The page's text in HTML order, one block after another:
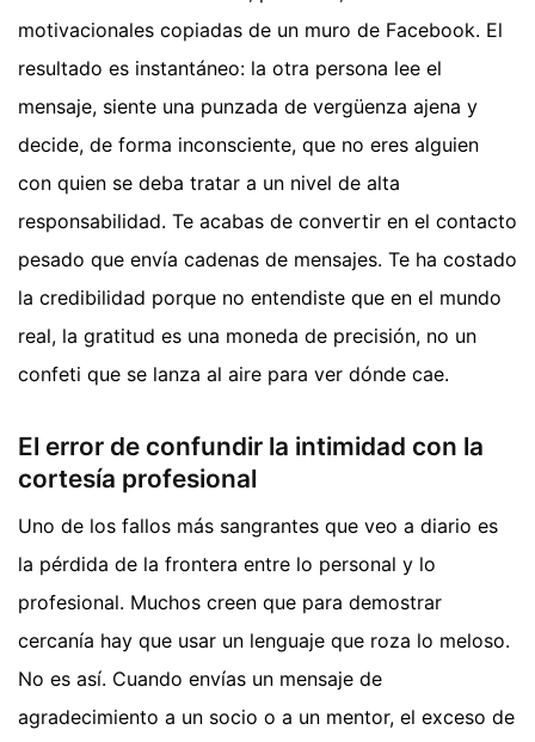
motivacionales copiadas de un muro de Facebook. El
resultado es instantáneo: la otra persona lee el
mensaje, siente una punzada de vergüenza ajena y
decide, de forma inconsciente, que no eres alguien
con quien se deba tratar a un nivel de alta
responsabilidad. Te acabas de convertir en el contacto
pesado que envía cadenas de mensajes. Te ha costado
la credibilidad porque no entendiste que en el mundo
real, la gratitud es una moneda de precisión, no un
confeti que se lanza al aire para ver dónde cae.
El error de confundir la intimidad con la
cortesía profesional
Uno de los fallos más sangrantes que veo a diario es
la pérdida de la frontera entre lo personal y lo
profesional. Muchos creen que para demostrar
cercanía hay que usar un lenguaje que roza lo meloso.
No es así. Cuando envías un mensaje de
agradecimiento a un socio o a un mentor, el exceso de